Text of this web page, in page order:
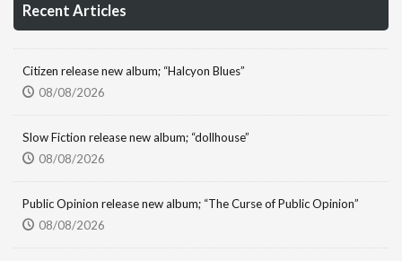
Recent Articles
Citizen release new album; “Halcyon Blues”
08/08/2026
Slow Fiction release new album; “dollhouse”
08/08/2026
Public Opinion release new album; “The Curse of Public Opinion”
08/08/2026